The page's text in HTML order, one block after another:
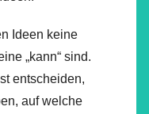
Ideen keine
„kann“ sind.
entscheiden,
auf welche